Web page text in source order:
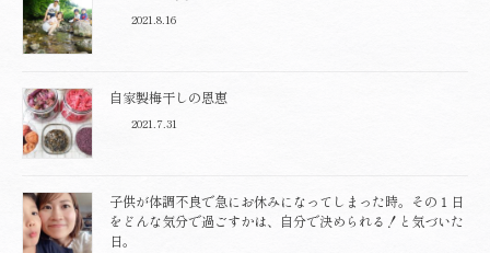
2021.8.16
自家製梅干しの恩恵
2021.7.31
子供が体調不良で急にお休みになってしまった時。その１日
をどんな気分で過ごすかは、自分で決められる！と気づいた
日。